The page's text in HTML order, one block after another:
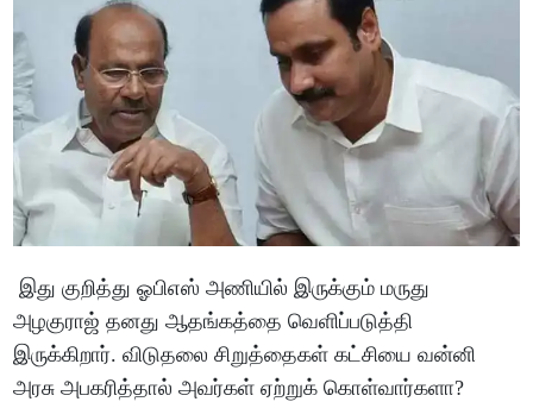
இது குறித்து ஓபிஎஸ் அணியில் இருக்கும் மருது
அழகுராஜ் தனது ஆதங்கத்தை வெளிப்படுத்தி
இருக்கிறார். விடுதலை சிறுத்தைகள் கட்சியை வன்னி
அரசு அபகரித்தால் அவர்கள் ஏற்றுக் கொள்வார்களா?